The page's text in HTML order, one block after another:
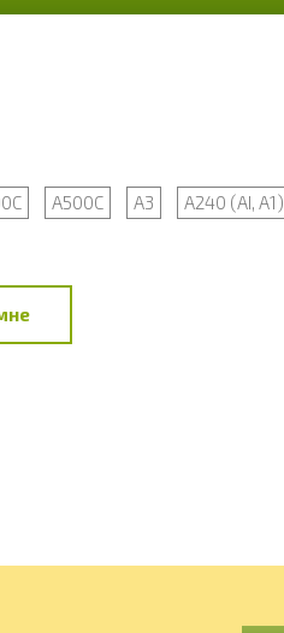
А500С А3 А240 (АI, А1)